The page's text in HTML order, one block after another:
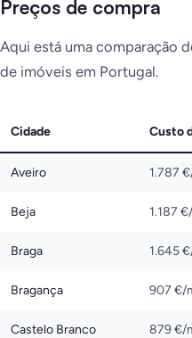
Preços de compra
Aqui está uma comparação
de imóveis em Portugal.
Cidade Custo
Aveiro 1.787
Beja 1.187
Braga 1.645
Bragança 907 €/
Castelo Branco 879 €/